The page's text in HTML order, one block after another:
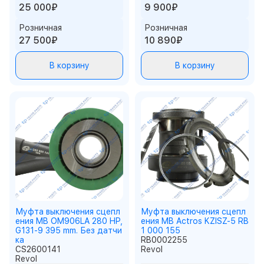
25 000₽
Розничная
27 500₽
В корзину
9 900₽
Розничная
10 890₽
В корзину
Муфта выключения сцепл
ения MB OM906LA 280 HP,
G131-9 395 mm. Без датчи
ка
CS2600141
Revol
Муфта выключения сцепл
ения MB Actros KZISZ-5 RB
1 000 155
RB0002255
Revol